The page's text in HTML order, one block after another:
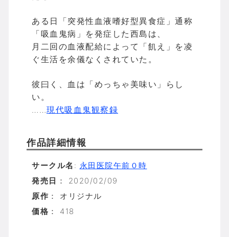
ある日「突発性血液嗜好型異食症」通称
「吸血鬼病」を発症した西島は、
月二回の血液配給によって「飢え」を凌
ぐ生活を余儀なくされていた。
彼曰く、血は「めっちゃ美味い」らし
い。
……現代吸血鬼観察録
作品詳細情報
サークル名 : 永田医院午前０時
発売日 ： 2020/02/09
原作 ： オリジナル
価格 ： 418